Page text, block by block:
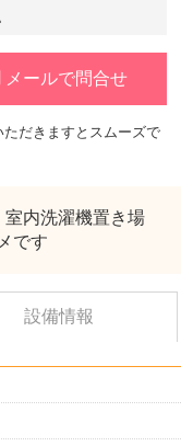
メールで問合せ
だきますとスムーズで
内洗濯機置き場
です
設備情報